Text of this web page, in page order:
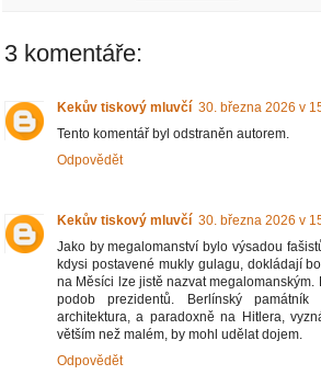
3 komentáře:
Kekův tiskový mluvčí 30. března 2026 v
Tento komentář byl odstraněn autorem.
Odpovědět
Kekův tiskový mluvčí 30. března 2026 v
Jako by megalomanství bylo výsadou
kdysi postavené mukly gulagu, dokládají
na Měsíci lze jistě nazvat
podob prezidentů. Berlínský
architektura, a paradoxně na Hitlera,
větším než malém, by mohl udělat dojem.
Odpovědět